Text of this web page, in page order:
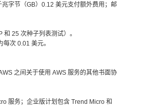
字节（GB）0.12 美元支付额外费用；邮
25 次种子列表测试）。
次 0.01 美元。
之间关于使用 AWS 服务的其他书面协
服务；企业版计划包含 Trend Micro 和